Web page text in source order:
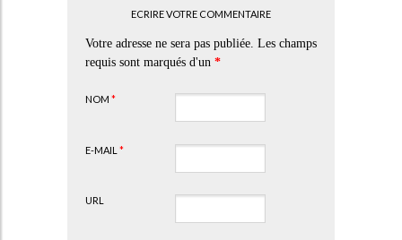
ECRIRE VOTRE COMMENTAIRE
Votre adresse ne sera pas publiée. Les champs
requis sont marqués d'un *
NOM *
E-MAIL *
URL